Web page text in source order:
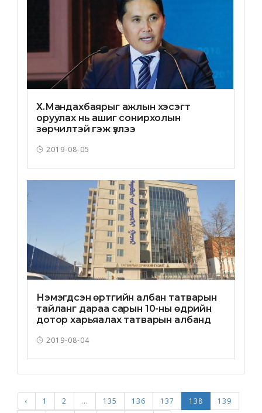
Х.Мандахбаярыг ажлын хэсэгт
оруулах нь ашиг сонирхолын
зөрчилтэй гэж үзлээ
2019-08-05
Нэмэгдсэн өртгийн албан татварын
тайланг дараа сарын 10-ны өдрийн
дотор харьяалах татварын албанд
2019-08-04
‹ 1 2 ... 135 136 137 138
139